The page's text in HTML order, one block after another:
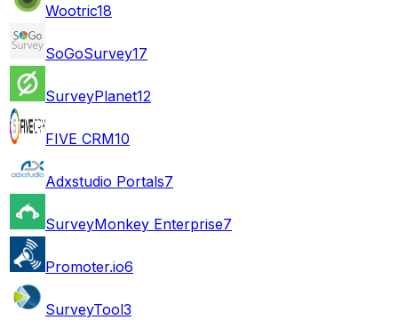
Wootric18
SoGoSurvey17
SurveyPlanet12
FIVE CRM10
Adxstudio Portals7
SurveyMonkey Enterprise7
Promoter.io6
SurveyTool3